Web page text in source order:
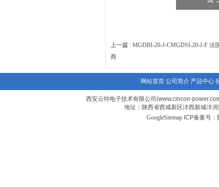
上一篇 : MGDBI-20-J-CMGDSI-20-J-F
商
网站首页 公司简介 产品中心
西安云特电子技术有限公司(www.cincon-
地址：陕西省西咸新区沣西新城沣
GoogleSitemap ICP备案号：